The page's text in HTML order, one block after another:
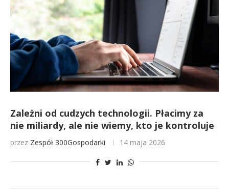
Zależni od cudzych technologii. Płacimy za
nie miliardy, ale nie wiemy, kto je kontroluje
przez Zespół 300Gospodarki 14 maja 2026